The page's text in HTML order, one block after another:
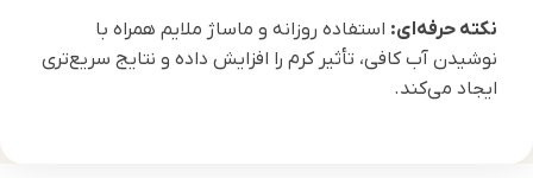
نکته حرفه‌ای: استفاده روزانه و ماساژ ملایم همراه با
نوشیدن آب کافی، تأثیر کرم را افزایش داده و نتایج سریع‌تری
ایجاد می‌کند.